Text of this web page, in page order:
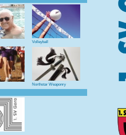
Volleyball
Northstar Weaponry